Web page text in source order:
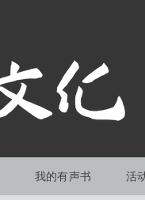
我的有声书 活